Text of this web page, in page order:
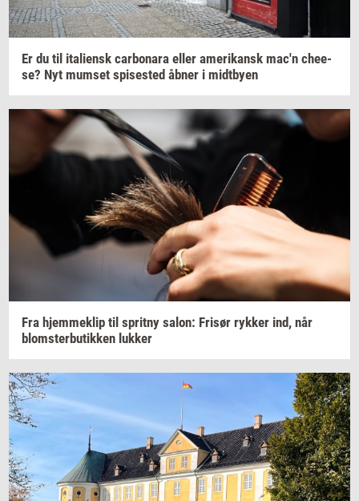
Er du til ita­li­ensk car­bo­na­ra eller ame­ri­kansk mac'n che­e­
se? Nyt mum­set spi­se­sted åbner i midt­by­en
Fra hjem­me­klip til sprit­ny salon: Fri­sør ryk­ker ind, når
blom­ster­bu­tik­ken luk­ker